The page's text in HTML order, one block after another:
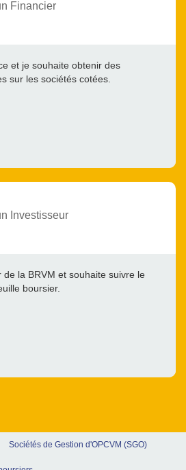
Financier
et je souhaite obtenir des
sur les sociétés cotées.
Investisseur
la BRVM et souhaite suivre le
boursier.
Sociétés de Gestion d'OPCVM (SGO)